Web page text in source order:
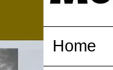
Home